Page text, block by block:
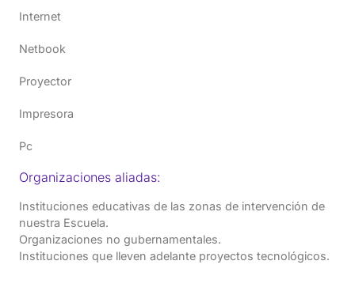
Internet
Netbook
Proyector
Impresora
Pc
Organizaciones aliadas:
Instituciones educativas de las zonas de intervención de
nuestra Escuela.
Organizaciones no gubernamentales.
Instituciones que lleven adelante proyectos tecnológicos.